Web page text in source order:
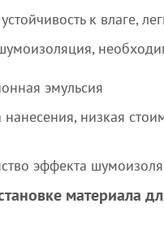
к влаге,
эмульсия
нанесения, низкая
эффекта
материала